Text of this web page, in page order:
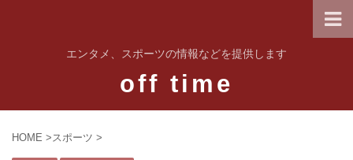
エンタメ、スポーツの情報などを提供します
off time
HOME >スポーツ >